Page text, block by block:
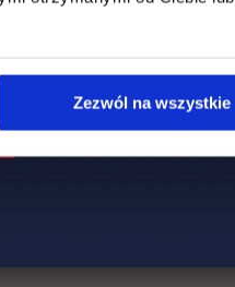
Zezwól na wszystkie